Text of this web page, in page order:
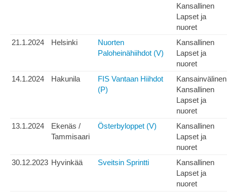
Kansallinen
Lapset ja
nuoret
21.1.2024
Helsinki
Nuorten
Paloheinähiihdot (V)
Kansallinen
Lapset ja
nuoret
14.1.2024
Hakunila
FIS Vantaan Hiihdot
(P)
Kansainvälinen
Kansallinen
Lapset ja
nuoret
13.1.2024
Ekenäs /
Tammisaari
Österbyloppet (V)
Kansallinen
Lapset ja
nuoret
30.12.2023 Hyvinkää Sveitsin Sprintti
Kansallinen
Lapset ja
nuoret